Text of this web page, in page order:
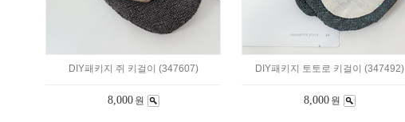
DIY패키지 쥐 키걸이 (347607)
8,000 원
DIY패키지 토토로 키걸이 (347492)
8,000 원